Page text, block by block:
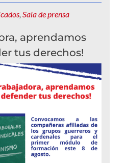
Sala de prensa
aprendamos
tus derechos!